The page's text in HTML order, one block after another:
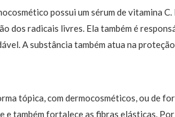
possui um sérum de vitamina
dos radicais livres. Ela também é
A substância também atua na
tópica, com dermocosméticos, ou de
e também fortalece as fibras elásticas.